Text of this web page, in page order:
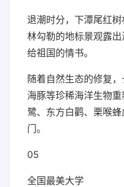
退潮时分，下潭尾红
林勾勒的地标景观露
给祖国的情书。
随着自然生态的修复
海豚等珍稀海洋生物
鹭、东方白鹳、栗喉蜂
门。
05
全国最美大学